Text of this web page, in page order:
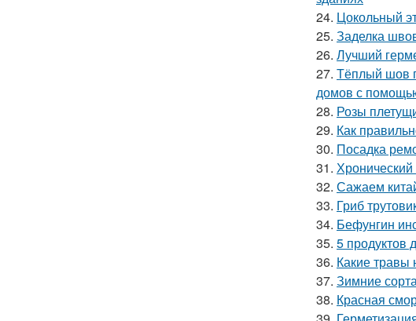
24. Цокольный
25. Заделка
26. Лучший
27. Тёплый шов
домов с
28. Розы
29. Как
30. Посадка
31.
32. Сажаем
33. Гриб
34. Бефунгин
35. 5 продуктов
36. Какие травы
37. Зимние
38. Красная